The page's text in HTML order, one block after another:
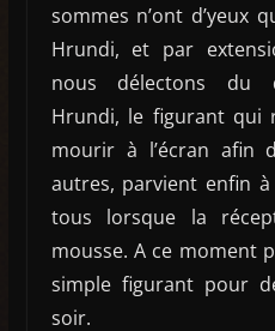
sommes n’ont d’yeux
Hrundi, et par
nous délectons du
Hrundi, le figurant qui
mourir à l’écran afin
autres, parvient enfin
tous lorsque la
mousse. A ce moment
simple figurant pour
soir.